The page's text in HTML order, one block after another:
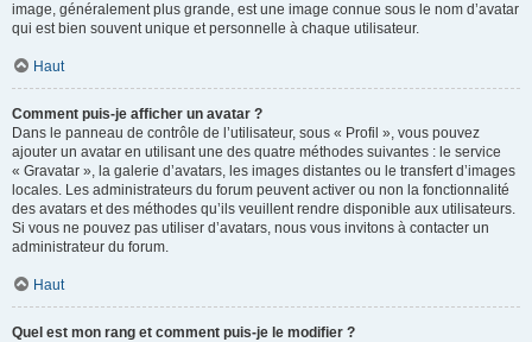
image, généralement plus grande, est une image connue sous le nom d’avatar
qui est bien souvent unique et personnelle à chaque utilisateur.
Haut
Comment puis-je afficher un avatar ?
Dans le panneau de contrôle de l’utilisateur, sous « Profil », vous pouvez
ajouter un avatar en utilisant une des quatre méthodes suivantes : le service
« Gravatar », la galerie d’avatars, les images distantes ou le transfert d’images
locales. Les administrateurs du forum peuvent activer ou non la fonctionnalité
des avatars et des méthodes qu’ils veuillent rendre disponible aux utilisateurs.
Si vous ne pouvez pas utiliser d’avatars, nous vous invitons à contacter un
administrateur du forum.
Haut
Quel est mon rang et comment puis-je le modifier ?